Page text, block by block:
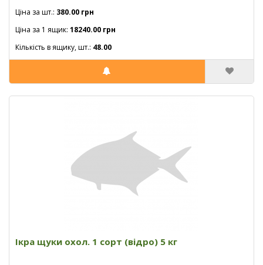
Ціна за шт.: 380.00 грн
Ціна за 1 ящик: 18240.00 грн
Кількість в ящику, шт.: 48.00
Ікра щуки охол. 1 сорт (відро) 5 кг